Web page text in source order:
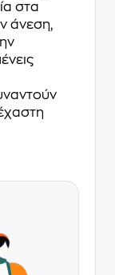
στα
άνεση,